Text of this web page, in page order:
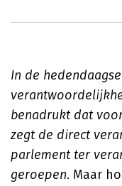
In de
benadrukt dat
zegt de direct
parlement ter
geroepen. Maar